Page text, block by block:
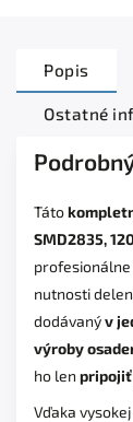
Popis
Ostatné
Táto
SMD2835,
nutnosti
dodávanýv
výroby
ho len pripojiť
Vďaka